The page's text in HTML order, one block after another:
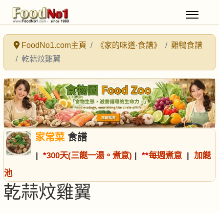
FoodNo1.com主頁 《家的味道·食譜》
雞鴨食譜
乾蒜炆雞翼
家常菜食譜
| *300天(三餸一湯。煮意) | **每週煮意 | 加餸
池
乾蒜炆雞翼